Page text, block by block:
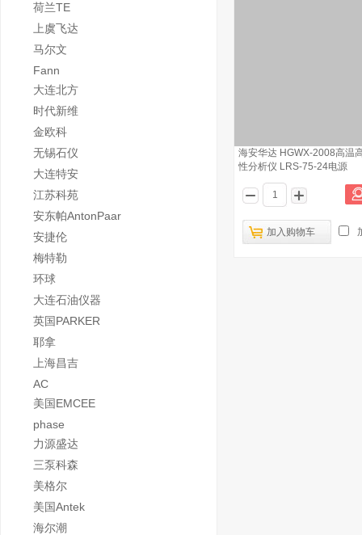
荷兰TE
上虞飞达
马尔文
Fann
大连北方
时代新维
金欧科
无锡石仪
大连特安
江苏科苑
安东帕AntonPaar
安捷伦
梅特勒
环球
大连石油仪器
英国PARKER
耶拿
上海昌吉
AC
美国EMCEE
phase
力源盛达
三泵科森
美格尔
美国Antek
海尔潮
海安华达 HGWX-2008高温
性分析仪 LRS-75-24电源
加入购物车